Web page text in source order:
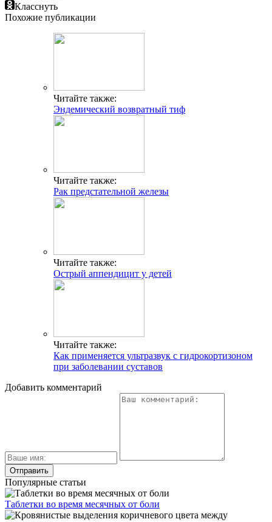
Класснуть
Похожие публикации
Читайте также:
Эндемический возвратный тиф
Читайте также:
Рак предстательной железы
Читайте также:
Острый аппендицит у детей
Читайте также:
Как применяется ультразвук с гидрокортизоном
при заболевании суставов
Добавить комментарий
Популярные статьи
Таблетки во время месячных от боли